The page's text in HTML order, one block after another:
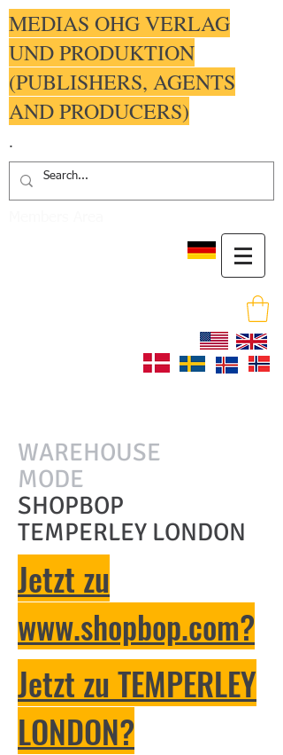
MEDIAS OHG VERLAG
UND PRODUKTION
(PUBLISHERS, AGENTS
AND PRODUCERS)
.
WAREHOUSE
MODE
SHOPBOP
TEMPERLEY LONDON
Jetzt zu
www.shopbop.com?
Jetzt zu TEMPERLEY
LONDON?